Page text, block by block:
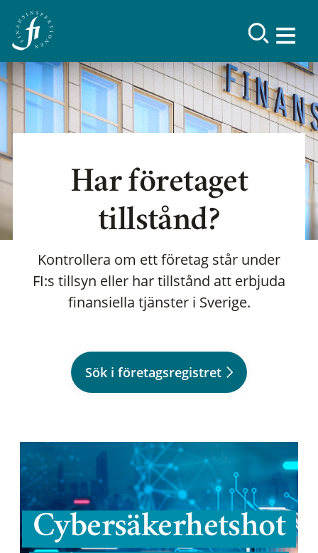
Har företaget
tillstånd?
Kontrollera om ett företag står under
FI:s tillsyn eller har tillstånd att erbjuda
finansiella tjänster i Sverige.
Sök i företagsregistret
Cybersäkerhetshot